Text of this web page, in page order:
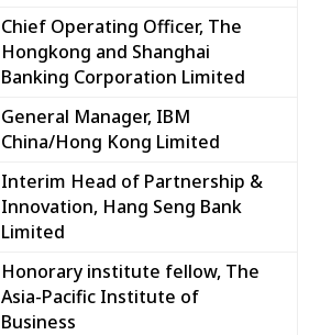
Chief Operating Officer, The
Hongkong and Shanghai
Banking Corporation Limited
General Manager, IBM
China/Hong Kong Limited
Interim Head of Partnership &
Innovation, Hang Seng Bank
Limited
Honorary institute fellow, The
Asia-Pacific Institute of
Business